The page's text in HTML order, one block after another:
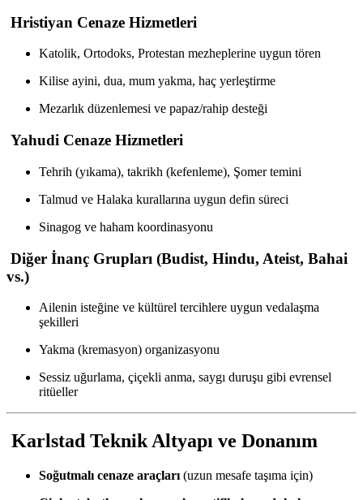
Hristiyan Cenaze Hizmetleri
Katolik, Ortodoks, Protestan mezheplerine uygun tören
Kilise ayini, dua, mum yakma, haç yerleştirme
Mezarlık düzenlemesi ve papaz/rahip desteği
Yahudi Cenaze Hizmetleri
Tehrih (yıkama), takrikh (kefenleme), Şomer temini
Talmud ve Halaka kurallarına uygun defin süreci
Sinagog ve haham koordinasyonu
Diğer İnanç Grupları (Budist, Hindu, Ateist, Bahai
vs.)
Ailenin isteğine ve kültürel tercihlere uygun vedalaşma
şekilleri
Yakma (kremasyon) organizasyonu
Sessiz uğurlama, çiçekli anma, saygı duruşu gibi evrensel
ritüeller
Karlstad Teknik Altyapı ve Donanım
Soğutmalı cenaze araçları (uzun mesafe taşıma için)